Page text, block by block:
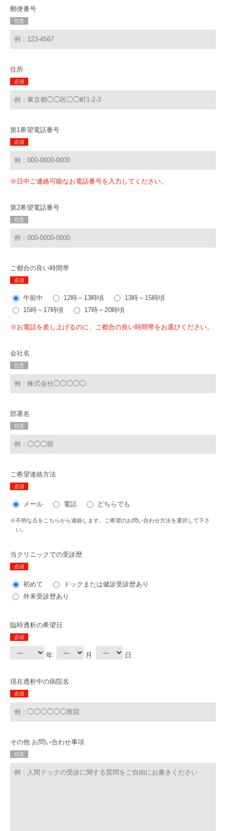
郵便番号
任意
住所
必須
第1希望電話番号
必須
※日中ご連絡可能なお電話番号を入力してください。
第2希望電話番号
任意
ご都合の良い時間帯
必須
午前中 12時～13時頃
13時～15時頃
15時～17時頃
17時～20時頃
※お電話を差し上げるのに、ご都合の良い時間帯をお選びください。
会社名
任意
部署名
任意
ご希望連絡方法
必須
メール 電話 どちらでも
※不明な点をこちらから連絡します。ご希望のお問い合わせ方法を選択して下さ
い。
当クリニックでの受診歴
必須
初めて
ドックまたは健診受診歴あり
外来受診歴あり
臨時透析の希望日
必須
年 月 日
現在透析中の病院名
必須
その他 お問い合わせ事項
任意